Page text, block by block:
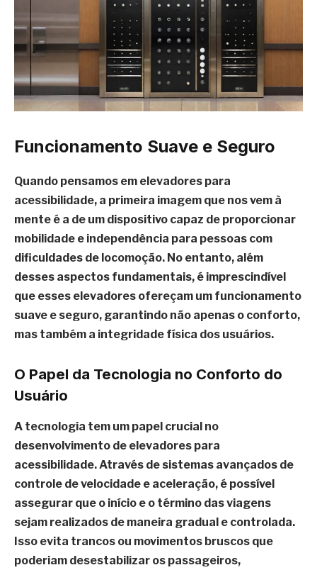
Funcionamento Suave e Seguro
Quando pensamos em elevadores para
acessibilidade, a primeira imagem que nos vem à
mente é a de um dispositivo capaz de proporcionar
mobilidade e independência para pessoas com
dificuldades de locomoção. No entanto, além
desses aspectos fundamentais, é imprescindível
que esses elevadores ofereçam um funcionamento
suave e seguro, garantindo não apenas o conforto,
mas também a integridade física dos usuários.
O Papel da Tecnologia no Conforto do
Usuário
A tecnologia tem um papel crucial no
desenvolvimento de elevadores para
acessibilidade. Através de sistemas avançados de
controle de velocidade e aceleração, é possível
assegurar que o início e o término das viagens
sejam realizados de maneira gradual e controlada.
Isso evita trancos ou movimentos bruscos que
poderiam desestabilizar os passageiros,